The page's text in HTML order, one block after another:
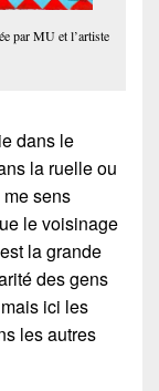
par MU et l’artiste
dans le
la ruelle ou
sens
le voisinage
la grande
des gens
ici les
les autres